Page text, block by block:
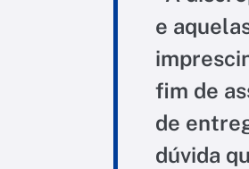
e
fim de
de
dúvida